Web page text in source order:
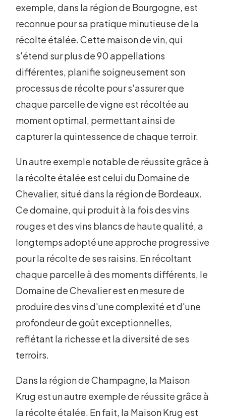
exemple, dans la région de Bourgogne, est
reconnue pour sa pratique minutieuse de la
récolte étalée. Cette maison de vin, qui
s'étend sur plus de 90 appellations
différentes, planifie soigneusement son
processus de récolte pour s'assurer que
chaque parcelle de vigne est récoltée au
moment optimal, permettant ainsi de
capturer la quintessence de chaque terroir.
Un autre exemple notable de réussite grâce à
la récolte étalée est celui du Domaine de
Chevalier, situé dans la région de Bordeaux.
Ce domaine, qui produit à la fois des vins
rouges et des vins blancs de haute qualité, a
longtemps adopté une approche progressive
pour la récolte de ses raisins. En récoltant
chaque parcelle à des moments différents, le
Domaine de Chevalier est en mesure de
produire des vins d'une complexité et d'une
profondeur de goût exceptionnelles,
reflétant la richesse et la diversité de ses
terroirs.
Dans la région de Champagne, la Maison
Krug est un autre exemple de réussite grâce à
la récolte étalée. En fait, la Maison Krug est